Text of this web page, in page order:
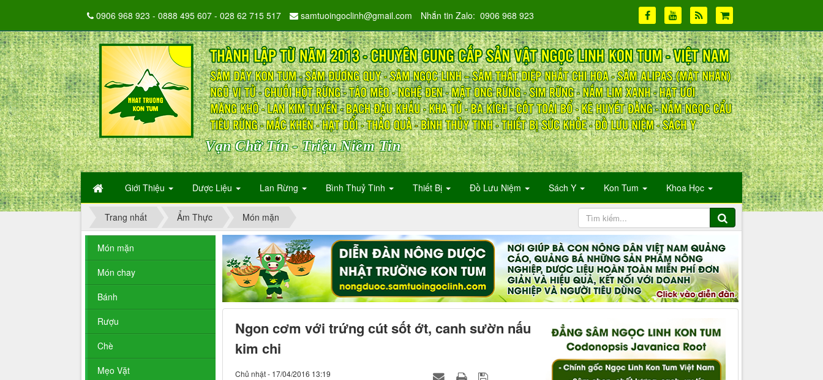
Vạn Chữ Tín - Triệu Niềm Tin
Giới Thiệu Dược Liệu Lan Rừng Bình Thuỷ Tinh Thiết Bị Đồ Lưu Niệm Sách Y Kon Tum Khoa Học
0906 968 923 - 0888 495 607 - 028 62 715 517 samtuoingoclinh@gmail.com Nhắn tin Zalo: 0906 968 923
Trang nhất Ẩm Thực Món mặn
Ngon cơm với trứng cút sốt ớt, canh sườn nấu
kim chi
Chủ nhật - 17/04/2016 13:19
Món mặn
Món chay
Bánh
Rượu
Chè
Mẹo Vặt